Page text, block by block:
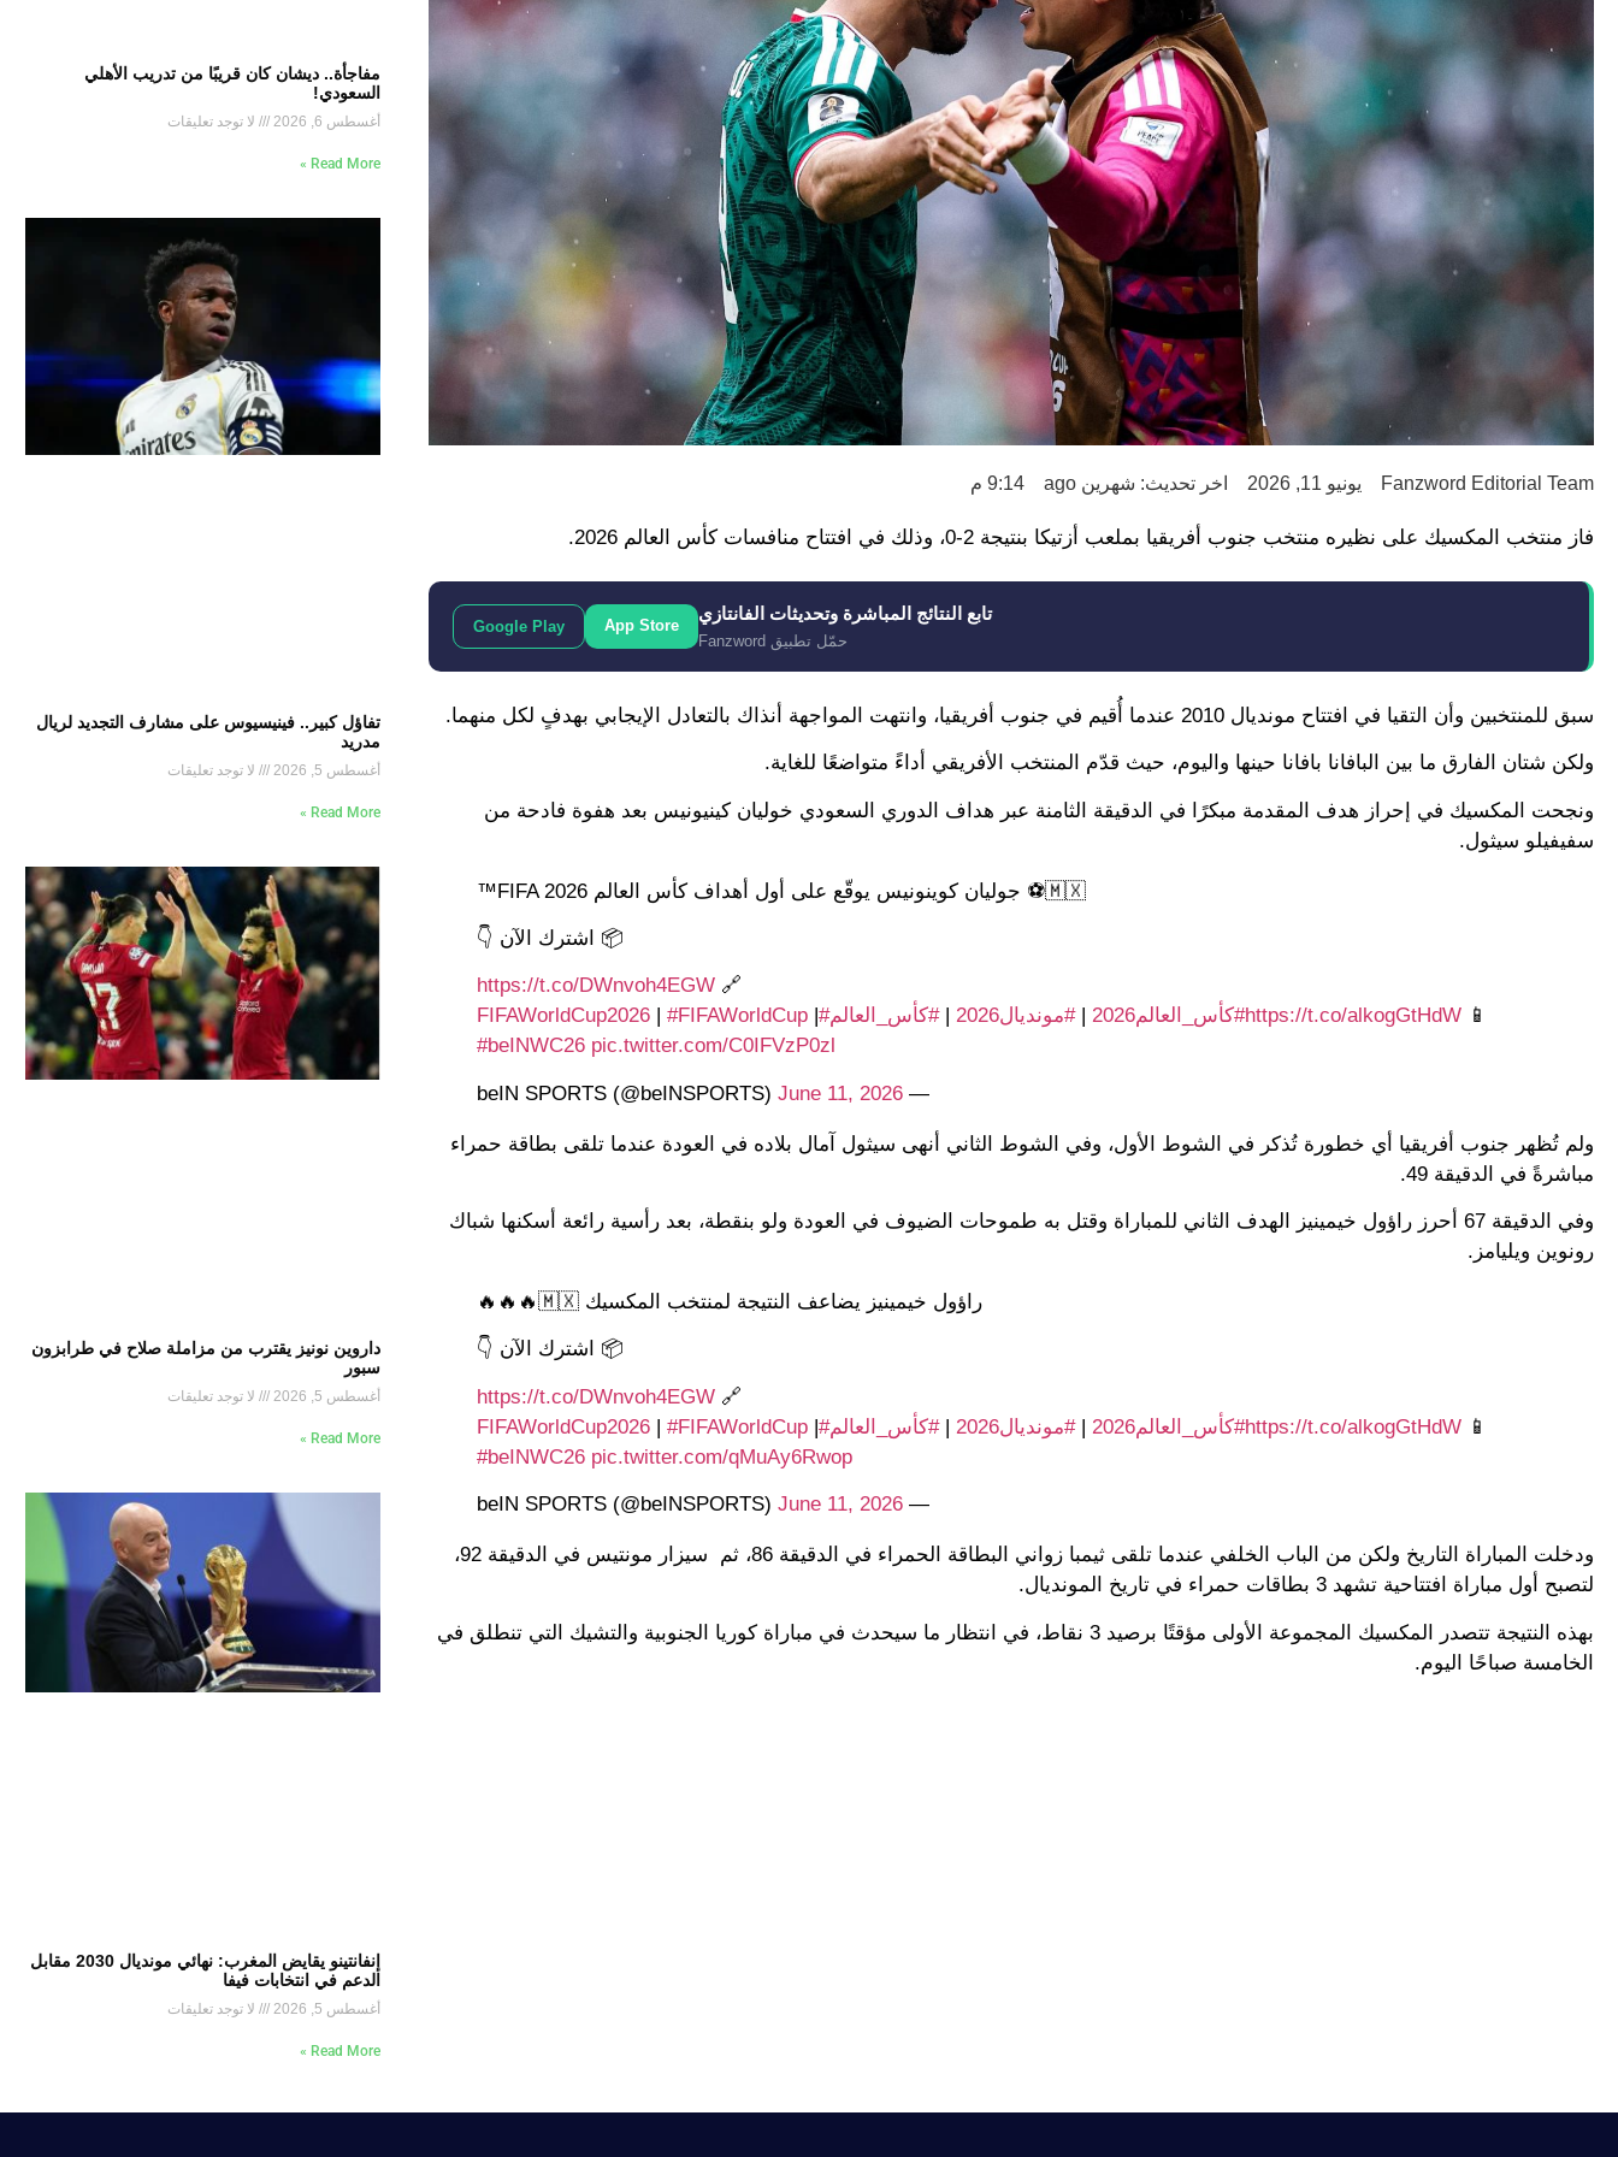
Fanzword Editorial Team يونيو 11, 2026 اخر تحديث: شهرين ago 9:14 م
فاز منتخب المكسيك على نظيره منتخب جنوب أفريقيا بملعب أزتيكا بنتيجة 2-0، وذلك في افتتاح منافسات كأس العالم 2026.
تابع النتائج المباشرة وتحديثات الفانتازي
حمّل تطبيق Fanzword
App Store
Google Play
سبق للمنتخبين وأن التقيا في افتتاح مونديال 2010 عندما أُقيم في جنوب أفريقيا، وانتهت المواجهة أنذاك بالتعادل الإيجابي بهدفٍ لكل منهما.
ولكن شتان الفارق ما بين البافانا بافانا حينها واليوم، حيث قدّم المنتخب الأفريقي أداءً متواضعًا للغاية.
ونجحت المكسيك في إحراز هدف المقدمة مبكرًا في الدقيقة الثامنة عبر هداف الدوري السعودي خوليان كينيونيس بعد هفوة فادحة من
سفيفيلو سيثول.
🇲🇽⚽️ جوليان كوينونيس يوقّع على أول أهداف كأس العالم FIFA 2026™
📦 اشترك الآن 👇
🔗
https://t.co/DWnvoh4EGW
📱
https://t.co/alkogGtHdW#كأس_العالم2026 |#مونديال2026 |#كأس_العالم#FIFAWorldCup2026
#FIFAWorldCup
#beINWC26 pic.twitter.com/C0IFVzP0zl
— beIN SPORTS (@beINSPORTS)
June 11, 2026
ولم تُظهر جنوب أفريقيا أي خطورة تُذكر في الشوط الأول، وفي الشوط الثاني أنهى سيثول آمال بلاده في العودة عندما تلقى بطاقة حمراء
مباشرةً في الدقيقة 49.
وفي الدقيقة 67 أحرز راؤول خيمينيز الهدف الثاني للمباراة وقتل به طموحات الضيوف في العودة ولو بنقطة، بعد رأسية رائعة أسكنها شباك
رونوين ويليامز.
راؤول خيمينيز يضاعف النتيجة لمنتخب المكسيك 🇲🇽🔥🔥🔥
📦 اشترك الآن 👇
🔗
https://t.co/DWnvoh4EGW
📱
https://t.co/alkogGtHdW#كأس_العالم2026 |#مونديال2026 |#كأس_العالم#FIFAWorldCup2026
| #FIFAWorldCup |
#beINWC26 pic.twitter.com/qMuAy6Rwop
— beIN SPORTS (@beINSPORTS)
June 11, 2026
ودخلت المباراة التاريخ ولكن من الباب الخلفي عندما تلقى ثيمبا زواني البطاقة الحمراء في الدقيقة 86، ثم سيزار مونتيس في الدقيقة 92،
لتصبح أول مباراة افتتاحية تشهد 3 بطاقات حمراء في تاريخ المونديال.
بهذه النتيجة تتصدر المكسيك المجموعة الأولى مؤقتًا برصيد 3 نقاط، في انتظار ما سيحدث في مباراة كوريا الجنوبية والتشيك التي تنطلق في
الخامسة صباحًا اليوم.
مفاجأة.. ديشان كان قريبًا من تدريب الأهلي
السعودي!
أغسطس 6, 2026 لا توجد تعليقات
Read More »
تفاؤل كبير.. فينيسيوس على مشارف التجديد لريال
مدريد
أغسطس 5, 2026 لا توجد تعليقات
Read More »
داروين نونيز يقترب من مزاملة صلاح في طرابزون
سبور
أغسطس 5, 2026 لا توجد تعليقات
Read More »
إنفانتينو يقايض المغرب: نهائي مونديال 2030 مقابل
الدعم في انتخابات فيفا
أغسطس 5, 2026 لا توجد تعليقات
Read More »